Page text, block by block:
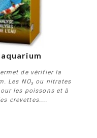
de vérifier la
Les NO₃ ou nitrates
les poissons et à
crevettes....